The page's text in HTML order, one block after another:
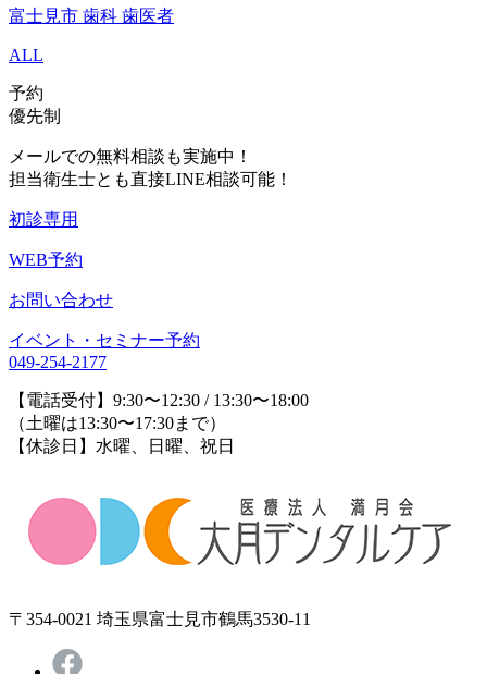
富士見市 歯科 歯医者
ALL
予約
優先制
メールでの無料相談も実施中！
担当衛生士とも直接LINE相談可能！
初診専用
WEB予約
お問い合わせ
イベント・セミナー予約
049-254-2177
【電話受付】9:30〜12:30 / 13:30〜18:00
（土曜は13:30〜17:30まで）
【休診日】水曜、日曜、祝日
〒354-0021 埼玉県富士見市鶴馬3530-11